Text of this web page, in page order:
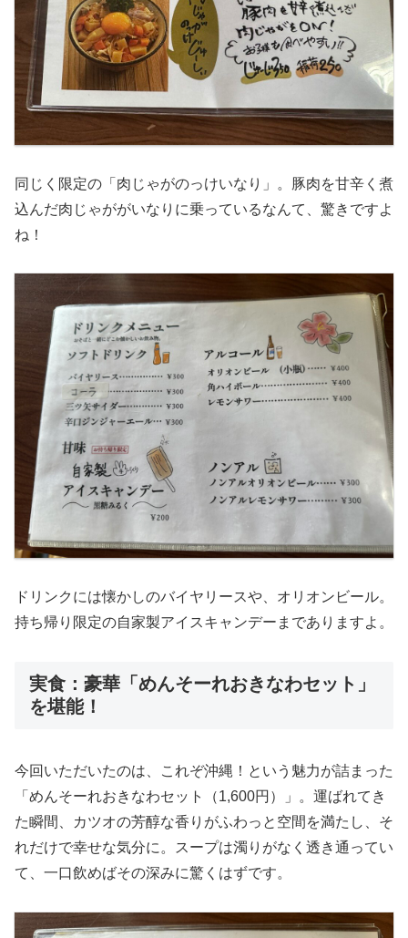
同じく限定の「肉じゃがのっけいなり」。豚肉を甘辛く煮
込んだ肉じゃががいなりに乗っているなんて、驚きですよ
ね！
ドリンクには懐かしのバイヤリースや、オリオンビール。
持ち帰り限定の自家製アイスキャンデーまでありますよ。
実食：豪華「めんそーれおきなわセット」
を堪能！
今回いただいたのは、これぞ沖縄！という魅力が詰まった
「めんそーれおきなわセット（1,600円）」。運ばれてき
た瞬間、カツオの芳醇な香りがふわっと空間を満たし、そ
れだけで幸せな気分に。スープは濁りがなく透き通ってい
て、一口飲めばその深みに驚くはずです。